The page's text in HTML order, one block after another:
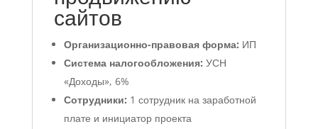
сайтов
Организационно-правовая форма: ИП
Система налогообложения: УСН
«Доходы», 6%
Сотрудники: 1 сотрудник на заработной
плате и инициатор проекта